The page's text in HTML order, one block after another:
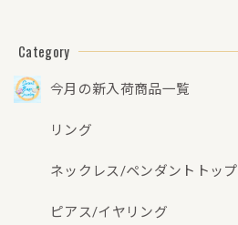
洗浄等済)】【3日
以内返品可（※カ
ード/キャリア決済
の場合）】
Category
今月の新入荷商品一覧
リング
ネックレス/ペンダントトップ
ピアス/イヤリング